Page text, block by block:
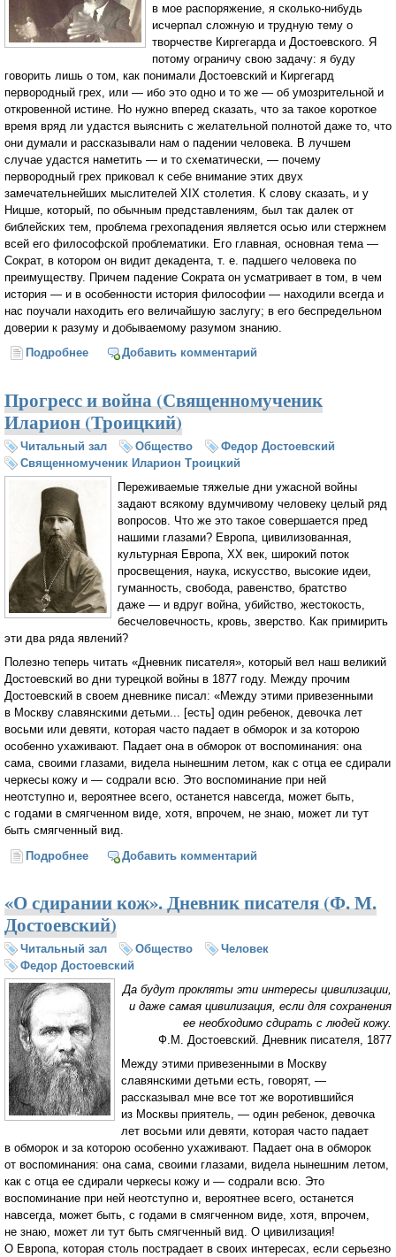
в мое распоряжение, я сколько-нибудь
исчерпал сложную и трудную тему о
творчестве Киргегарда и Достоевского. Я
потому ограничу свою задачу: я буду
говорить лишь о том, как понимали Достоевский и Киргегард
первородный грех, или — ибо это одно и то же — об умозрительной и
откровенной истине. Но нужно вперед сказать, что за такое короткое
время вряд ли удастся выяснить с желательной полнотой даже то, что
они думали и рассказывали нам о падении человека. В лучшем
случае удастся наметить — и то схематически, — почему
первородный грех приковал к себе внимание этих двух
замечательнейших мыслителей XIX столетия. К слову сказать, и у
Ницше, который, по обычным представлениям, был так далек от
библейских тем, проблема грехопадения является осью или стержнем
всей его философской проблематики. Его главная, основная тема —
Сократ, в котором он видит декадента, т. е. падшего человека по
преимуществу. Причем падение Сократа он усматривает в том, в чем
история — и в особенности история философии — находили всегда и
нас поучали находить его величайшую заслугу; в его беспредельном
доверии к разуму и добываемому разумом знанию.
Подробнее о Киргегард и Достоевский (Лев Шестов)
Добавить комментарий
Прогресс и война (Священномученик
Иларион (Троицкий)
Читальный зал Общество
Федор Достоевский
Священномученик Иларион Троицкий
Переживаемые тяжелые дни ужасной войны
задают всякому вдумчивому человеку целый ряд
вопросов. Что же это такое совершается пред
нашими глазами? Европа, цивилизованная,
культурная Европа, XX век, широкий поток
просвещения, наука, искусство, высокие идеи,
гуманность, свобода, равенство, братство
даже — и вдруг война, убийство, жестокость,
бесчеловечность, кровь, зверство. Как примирить
эти два ряда явлений?
Полезно теперь читать «Дневник писателя», который вел наш великий
Достоевский во дни турецкой войны в 1877 году. Между прочим
Достоевский в своем дневнике писал: «Между этими привезенными
в Москву славянскими детьми... [есть] один ребенок, девочка лет
восьми или девяти, которая часто падает в обморок и за которою
особенно ухаживают. Падает она в обморок от воспоминания: она
сама, своими глазами, видела нынешним летом, как с отца ее сдирали
черкесы кожу и — содрали всю. Это воспоминание при ней
неотступно и, вероятнее всего, останется навсегда, может быть,
с годами в смягченном виде, хотя, впрочем, не знаю, может ли тут
быть смягченный вид.
Подробнее о Прогресс и война (Священномученик Иларион
Добавить комментарий
«О сдирании кож». Дневник писателя (Ф. М.
Достоевский)
Читальный зал Общество
Человек
Федор Достоевский
Да будут прокляты эти интересы цивилизации,
и даже самая цивилизация, если для сохранения
ее необходимо сдирать с людей кожу.
Ф.М. Достоевский. Дневник писателя, 1877
Между этими привезенными в Москву
славянскими детьми есть, говорят, —
рассказывал мне все тот же воротившийся
из Москвы приятель, — один ребенок, девочка
лет восьми или девяти, которая часто падает
в обморок и за которою особенно ухаживают. Падает она в обморок
от воспоминания: она сама, своими глазами, видела нынешним летом,
как с отца ее сдирали черкесы кожу и — содрали всю. Это
воспоминание при ней неотступно и, вероятнее всего, останется
навсегда, может быть, с годами в смягченном виде, хотя, впрочем,
не знаю, может ли тут быть смягченный вид. О цивилизация!
О Европа, которая столь пострадает в своих интересах, если серьезно